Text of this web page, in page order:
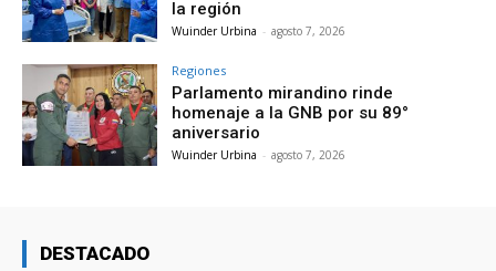
la región
Wuinder Urbina - agosto 7, 2026
Regiones
Parlamento mirandino rinde
homenaje a la GNB por su 89°
aniversario
Wuinder Urbina - agosto 7, 2026
DESTACADO